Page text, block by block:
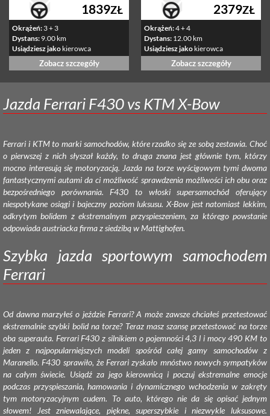
1839ZŁ
Okrążeń: 3 + 3
Dystans: 9.00 km
Usiądziesz jako kierowca
Zobacz szczegóły
2379ZŁ
Okrążeń:4 + 4
Dystans: 12.00 km
Usiądziesz jako kierowca
Zobacz szczegóły
Jazda Ferrari F430 vs KTM X-Bow
Ferrari i KTM to marki samochodów, które rzadko się ze sobą zestawia. Choć
o pierwszej z nich słyszał każdy, to druga znana jest głównie tym, którzy
mocno interesują się motoryzacją. Jazda na torze wyścigowym tymi dwoma
fantastycznymi autami da ci możliwość sprawdzenia możliwości ich obu oraz
bezpośredniego porównania. F430 to włoski supersamochód oferujący
niespotykane osiągi i bajeczny poziom luksusu. X-Bow jest natomiast lekkim,
odkrytym bolidem z ekstremalnym przyspieszeniem, za którego powstanie
odpowiada austriacka firma z siedzibą w Mattighofen.
Szybka jazda sportowym samochodem
Ferrari
Od dawna marzyłeś o jeździe Ferrari? A może zawsze chciałeś przetestować
ekstremalnie szybki bolid na torze? Teraz masz szansę przetestować na torze
oba superauta. Ferrari F430 z silnikiem o pojemności 4,3 l i mocy 490 KM to
jeden z najpopularniejszych modeli spośród całej gamy samochodów z
Maranello. F430 sprawiło, że Ferrari zyskało mnóstwo nowych sympatyków
na całym świecie. Usiądź za jego kierownicą i poczuj ekstremalne emocje
podczas przyspieszania, hamowania i dynamicznego wchodzenia w zakręty
tym motoryzacyjnym cudem. To auto, którego nie da się opisać jednym
słowem! Jest zniewalające, piękne, superszybkie i niezwykle luksusowe.